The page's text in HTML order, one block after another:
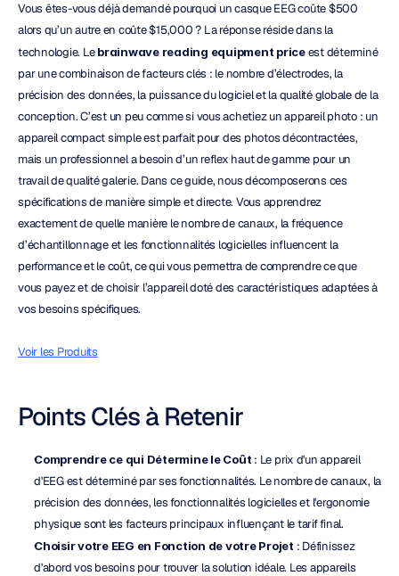
Vous êtes-vous déjà demandé pourquoi un casque EEG coûte $500
alors qu’un autre en coûte $15,000 ? La réponse réside dans la
technologie. Le brainwave reading equipment price est déterminé
par une combinaison de facteurs clés : le nombre d’électrodes, la
précision des données, la puissance du logiciel et la qualité globale de la
conception. C’est un peu comme si vous achetiez un appareil photo : un
appareil compact simple est parfait pour des photos décontractées,
mais un professionnel a besoin d’un reflex haut de gamme pour un
travail de qualité galerie. Dans ce guide, nous décomposerons ces
spécifications de manière simple et directe. Vous apprendrez
exactement de quelle manière le nombre de canaux, la fréquence
d’échantillonnage et les fonctionnalités logicielles influencent la
performance et le coût, ce qui vous permettra de comprendre ce que
vous payez et de choisir l’appareil doté des caractéristiques adaptées à
vos besoins spécifiques.
Voir les Produits
Points Clés à Retenir
Comprendre ce qui Détermine le Coût : Le prix d'un appareil
d'EEG est déterminé par ses fonctionnalités. Le nombre de canaux, la
précision des données, les fonctionnalités logicielles et l'ergonomie
physique sont les facteurs principaux influençant le tarif final.
Choisir votre EEG en Fonction de votre Projet : Définissez
d'abord vos besoins pour trouver la solution idéale. Les appareils